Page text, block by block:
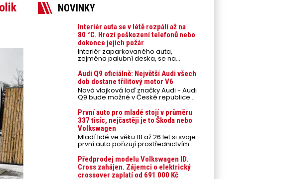
NOVINKY
Interiér auta se v létě rozpálí až na
80 °C. Hrozí poškození telefonů nebo
dokonce jejich požár
Interiér zaparkovaného auta,
zejména palubní deska, se na
přímém slunci může během letních
veder rozpálit až na 80 °C. Takové
teploty představují nebezpečí pro
odložené mobilní telefony,
powerbanky nebo notebooky. Můžou
urychlit stárnutí baterií, poškodit
případech i zvýšit riziko požáru.
Audi Q9 oficiálně: Největší Audi všech
dob dostane třílitový motor V6
Nová vlajková loď značky Audi - Audi
Q9 bude možné v České republice
objednávat od prvního srpnového
týdne 2026, kde budou oznámeny
také české ceny.
První auto pro mladé stojí v průměru
337 tisíc, nejčastěji je to Škoda nebo
Volkswagen
Mladí lidé ve věku 18 až 26 let si svoje
první auto pořizují prostřednictvím
úvěrového financování jako ojeté. Je
to tak u 93,3 % lidí, jen 6,7 % si pořídí
nové auto. Průměrná pořizovací
cena vozu dosahuje 337 tisíc korun a
Předprodej modelu Volkswagen ID.
Cross zahájen. Zájemci o elektrický
crossover zaplatí od 691 000 Kč